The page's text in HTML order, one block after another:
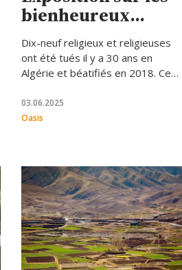
bienheureux
martyrs d’Algérie
Dix-neuf religieux et religieuses
ont été tués il y a 30 ans en
Algérie et béatifiés en 2018. Ce
témoigné et ce qu’ils nous offrent
encore aujourd’hui sera présenté
22 au 27 août dans le cadre du
Meeting de Rimini pour l’Amitié
entre les Peuples.
03.06.2025
Oasis